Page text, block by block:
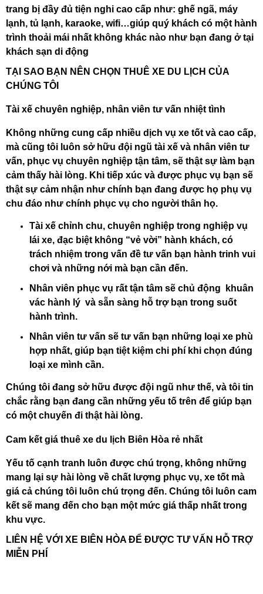
trang bị đầy đủ tiện nghi cao cấp như: ghế ngã, máy
lạnh, tủ lạnh, karaoke, wifi…giúp quý khách có một hành
trình thoải mái nhất không khác nào như bạn đang ở tại
khách sạn di động
TẠI SAO BẠN NÊN CHỌN THUÊ XE DU LỊCH CỦA
CHÚNG TÔI
Tài xế chuyên nghiệp, nhân viên tư vấn nhiệt tình
Không những cung cấp nhiều dịch vụ xe tốt và cao cấp,
mà cũng tôi luôn sở hữu đội ngũ tài xế và nhân viên tư
vấn, phục vụ chuyên nghiệp tận tâm, sẽ thật sự làm bạn
cảm thấy hài lòng. Khi tiếp xúc và được phục vụ bạn sẽ
thật sự cảm nhận như chính bạn đang được họ phụ vụ
chu đáo như chính phục vụ cho người thân họ.
Tài xế chỉnh chu, chuyên nghiệp trong nghiệp vụ
lái xe, đạc biệt không “vẻ vời” hành khách, có
trách nhiệm trong vấn đề tư vấn bạn hành trinh vui
chơi và những nới mà bạn cần đến.
Nhân viên phục vụ rất tận tâm sẽ chủ động khuân
vác hành lý và sẵn sàng hỗ trợ bạn trong suốt
hành trình.
Nhân viên tư vấn sẽ tư vấn bạn những loại xe phù
hợp nhất, giúp bạn tiệt kiệm chi phí khi chọn đúng
loại xe mình cần.
Chúng tôi đang sở hữu được đội ngũ như thế, và tôi tin
chắc rằng bạn đang cần những yếu tố trên để giúp bạn
có một chuyến đi thật hài lòng.
Cam kết giá thuê xe du lịch Biên Hòa rẻ nhất
Yếu tố cạnh tranh luôn được chú trọng, không những
mang lại sự hài lòng về chất lượng phục vụ, xe tốt mà
giá cả chúng tôi luôn chú trọng đến. Chúng tôi luôn cam
kết sẽ mang đến cho bạn một mức giá thấp nhất trong
khu vực.
LIÊN HỆ VỚI XE BIÊN HÒA ĐỂ ĐƯỢC TƯ VẤN HỖ TRỢ
MIỄN PHÍ